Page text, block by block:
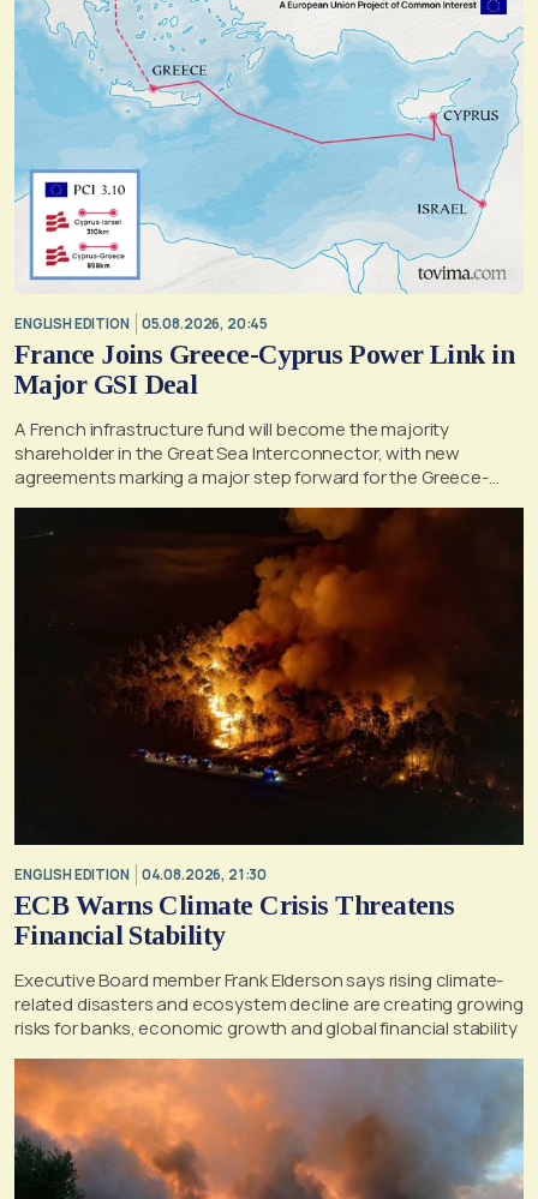
ENGLISH EDITION 05.08.2026, 20:45
France Joins Greece-Cyprus Power Link in
Major GSI Deal
A French infrastructure fund will become the majority
shareholder in the Great Sea Interconnector, with new
agreements marking a major step forward for the Greece-
Cyprus electricity link
ENGLISH EDITION 04.08.2026, 21:30
ECB Warns Climate Crisis Threatens
Financial Stability
Executive Board member Frank Elderson says rising climate-
related disasters and ecosystem decline are creating growing
risks for banks, economic growth and global financial stability